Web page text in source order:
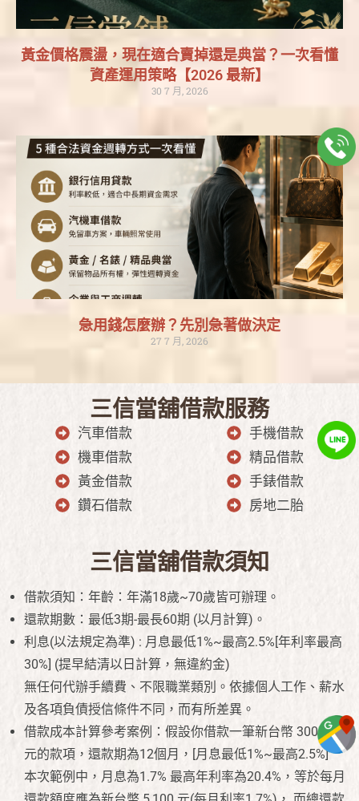
黃金價格震盪，現在適合賣掉還是典當？一次看懂
資產運用策略【2026 最新】
30 7 月, 2026
急用錢怎麼辦？先別急著做決定
27 7 月, 2026
三信當舖借款服務
汽車借款
機車借款
黃金借款
鑽石借款
手機借款
精品借款
手錶借款
房地二胎
三信當舖借款須知
借款須知：年齡：年滿18歲~70歲皆可辦理。
還款期數：最低3期-最長60期 (以月計算)。
利息(以法規定為準) : 月息最低1%~最高2.5%[年利率最高
30%] (提早結清以日計算，無違約金)
無任何代辦手續費、不限職業類別。依據個人工作、薪水
及各項負債授信條件不同，而有所差異。
借款成本計算參考案例：假設你借款一筆新台幣 300,000
元的款項，還款期為12個月，[月息最低1%~最高2.5%]
本次範例中，月息為1.7% 最高年利率為20.4%，等於每月